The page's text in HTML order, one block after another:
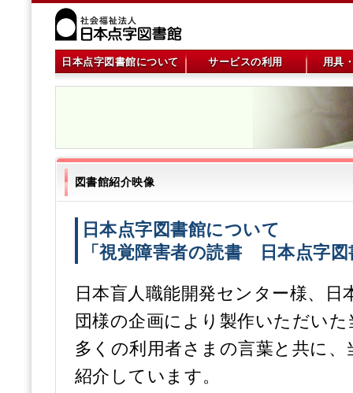
図書館紹介映像
日本点字図書館について
「視覚障害者の読書 日本点字
日本盲人職能開発センター様、日
団様の企画により製作いただい
多くの利用者さまの言葉と共に
紹介しています。
メ
イ
ン
日本点字図書館について サービスの利用 用具